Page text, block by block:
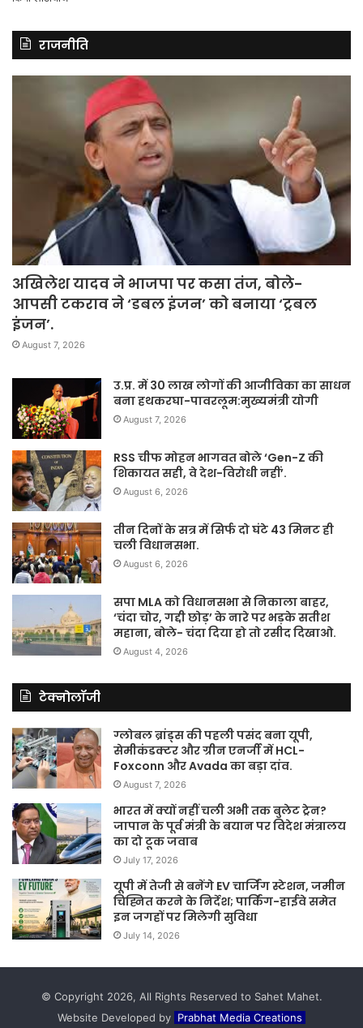
राजनीति
अखिलेश यादव ने भाजपा पर कसा तंज, बोले-
आपसी टकराव ने ‘डबल इंजन’ को बनाया ‘ट्रबल
इंजन’.
August 7, 2026
उ.प्र. में 30 लाख लोगों की आजीविका का साधन
बना हथकरघा-पावरलूम:मुख्यमंत्री योगी
August 7, 2026
RSS चीफ मोहन भागवत बोले ‘Gen-Z की
शिकायत सही, वे देश-विरोधी नहीं’.
August 6, 2026
तीन दिनों के सत्र में सिर्फ दो घंटे 43 मिनट ही
चली विधानसभा.
August 6, 2026
सपा MLA को विधानसभा से निकाला बाहर,
‘चंदा चोर, गद्दी छोड़’ के नारे पर भड़के सतीश
महाना, बोले- चंदा दिया हो तो रसीद दिखाओ.
August 4, 2026
टेक्नोलॉजी
ग्लोबल ब्रांड्स की पहली पसंद बना यूपी,
सेमीकंडक्टर और ग्रीन एनर्जी में HCL-
Foxconn और Avada का बड़ा दांव.
August 7, 2026
भारत में क्यों नहीं चली अभी तक बुलेट ट्रेन?
जापान के पूर्व मंत्री के बयान पर विदेश मंत्रालय
का दो टूक जवाब
July 17, 2026
यूपी में तेजी से बनेंगे EV चार्जिंग स्टेशन, जमीन
चिह्नित करने के निर्देश; पार्किंग-हाईवे समेत
इन जगहों पर मिलेगी सुविधा
July 14, 2026
© Copyright 2026, All Rights Reserved to Sahet Mahet.
Website Developed by Prabhat Media Creations